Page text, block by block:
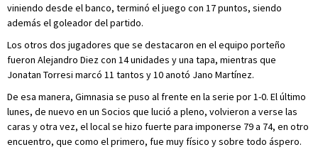
viniendo desde el banco, terminó el juego con 17 puntos, siendo
además el goleador del partido.
Los otros dos jugadores que se destacaron en el equipo porteño
fueron Alejandro Diez con 14 unidades y una tapa, mientras que
Jonatan Torresi marcó 11 tantos y 10 anotó Jano Martínez.
De esa manera, Gimnasia se puso al frente en la serie por 1-0. El último
lunes, de nuevo en un Socios que lució a pleno, volvieron a verse las
caras y otra vez, el local se hizo fuerte para imponerse 79 a 74, en otro
encuentro, que como el primero, fue muy físico y sobre todo áspero.